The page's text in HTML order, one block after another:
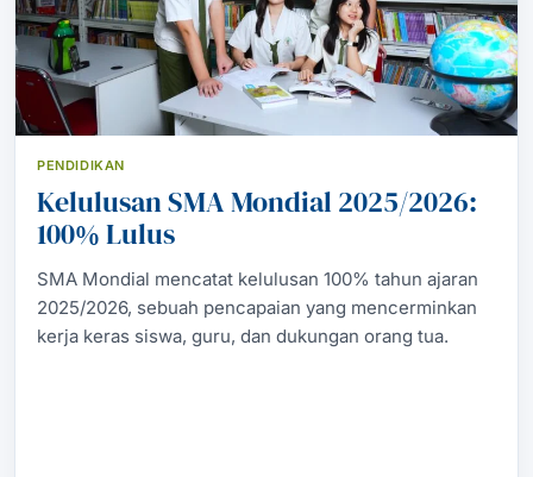
PENDIDIKAN
Kelulusan SMA Mondial 2025/2026:
100% Lulus
SMA Mondial mencatat kelulusan 100% tahun ajaran
2025/2026, sebuah pencapaian yang mencerminkan
kerja keras siswa, guru, dan dukungan orang tua.